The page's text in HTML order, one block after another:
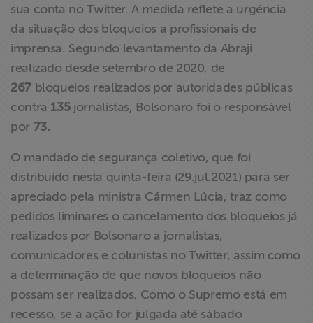
exclusivo para
associados
Assine a nossa
newsletter
Fale Conosco
sua conta no Twitter. A medida reflete a urgência
da situação dos bloqueios a profissionais de
imprensa. Segundo levantamento da Abraji
realizado desde setembro de 2020, de
267 bloqueios realizados por autoridades públicas
contra 135jornalistas, Bolsonaro foi o responsável
por 73.
O mandado de segurança coletivo, que foi
distribuído nesta quinta-feira (29.jul.2021) para ser
apreciado pela ministra Cármen Lúcia, traz como
pedidos liminares o cancelamento dos bloqueios já
realizados por Bolsonaro a jornalistas,
comunicadores e colunistas no Twitter, assim como
a determinação de que novos bloqueios não
possam ser realizados. Como o Supremo está em
recesso, se a ação for julgada até sábado